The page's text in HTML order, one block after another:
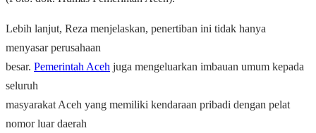
Lebih lanjut, Reza menjelaskan, penertiban ini tidak hanya
menyasar perusahaan
besar. Pemerintah Aceh juga mengeluarkan imbauan umum kepada
seluruh
masyarakat Aceh yang memiliki kendaraan pribadi dengan pelat
nomor luar daerah